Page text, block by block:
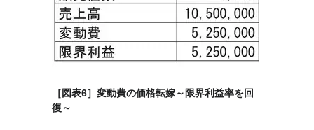
［図表6］変動費の価格転嫁～限界利益率を回
復～